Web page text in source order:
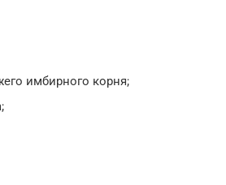
имбирного корня;